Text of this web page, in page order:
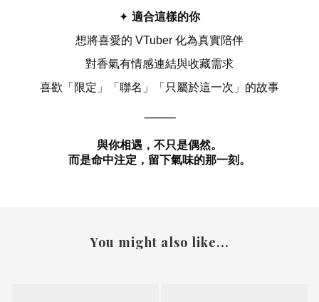
✦ 適合這樣的你
想將喜愛的 VTuber 化為真實陪伴
對香氣有情感連結與收藏需求
喜歡「限定」「聯名」「只屬於這一次」的故事
⸻
與你相遇，不只是偶然。
而是命中注定，留下氣味的那一刻。
You might also like...